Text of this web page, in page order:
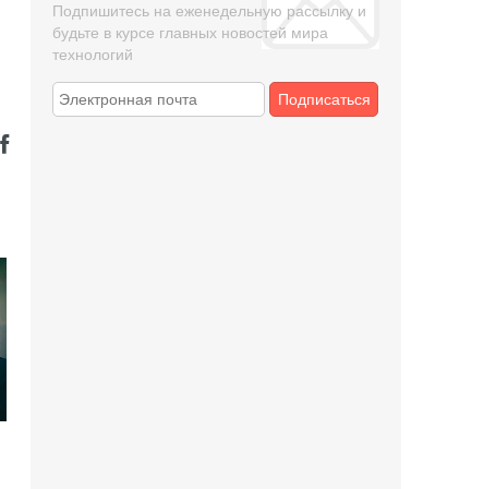
Подпишитесь на еженедельную рассылку и
будьте в курсе главных новостей мира
технологий
Подписаться